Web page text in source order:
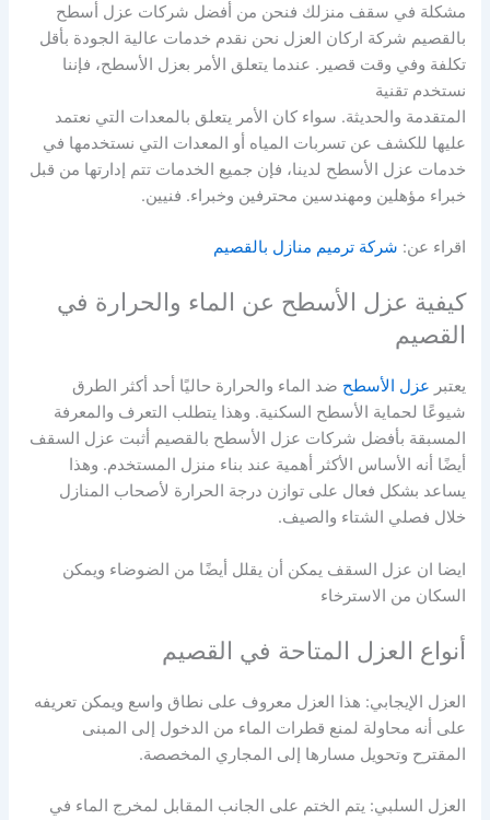
مشكلة في سقف منزلك فنحن من أفضل شركات عزل أسطح
بالقصيم شركة اركان العزل نحن نقدم خدمات عالية الجودة بأقل
تكلفة وفي وقت قصير. عندما يتعلق الأمر بعزل الأسطح، فإننا
نستخدم تقنية
المتقدمة والحديثة. سواء كان الأمر يتعلق بالمعدات التي نعتمد
عليها للكشف عن تسربات المياه أو المعدات التي نستخدمها في
خدمات عزل الأسطح لدينا، فإن جميع الخدمات تتم إدارتها من قبل
خبراء مؤهلين ومهندسين محترفين وخبراء. فنيين.
اقراء عن: شركة ترميم منازل بالقصيم
كيفية عزل الأسطح عن الماء والحرارة في
القصيم
يعتبر عزل الأسطح ضد الماء والحرارة حاليًا أحد أكثر الطرق
شيوعًا لحماية الأسطح السكنية. وهذا يتطلب التعرف والمعرفة
المسبقة بأفضل شركات عزل الأسطح بالقصيم أثبت عزل السقف
أيضًا أنه الأساس الأكثر أهمية عند بناء منزل المستخدم. وهذا
يساعد بشكل فعال على توازن درجة الحرارة لأصحاب المنازل
خلال فصلي الشتاء والصيف.
ايضا ان عزل السقف يمكن أن يقلل أيضًا من الضوضاء ويمكن
السكان من الاسترخاء
أنواع العزل المتاحة في القصيم
العزل الإيجابي: هذا العزل معروف على نطاق واسع ويمكن تعريفه
على أنه محاولة لمنع قطرات الماء من الدخول إلى المبنى
المقترح وتحويل مسارها إلى المجاري المخصصة.
العزل السلبي: يتم الختم على الجانب المقابل لمخرج الماء في